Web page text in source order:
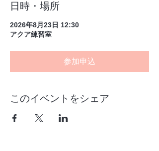
日時・場所
2026年8月23日 12:30
アクア練習室
参加申込
このイベントをシェア